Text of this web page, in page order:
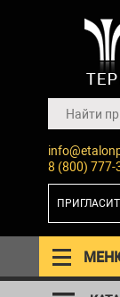
8 (800) 777-